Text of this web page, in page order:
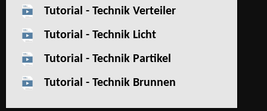
Tutorial - Technik Verteiler
Tutorial - Technik Licht
Tutorial - Technik Partikel
Tutorial - Technik Brunnen